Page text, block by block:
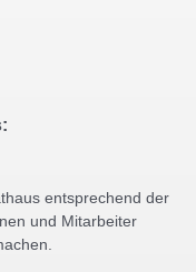
entsprechend der
und Mitarbeiter